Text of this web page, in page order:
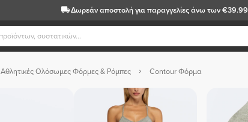
Δωρεάν αποστολήγια παραγγελίες άνω των €39.99
Αθλητικές Ολόσωμες Φόρμες & Ρόμπες Contour Φόρμα